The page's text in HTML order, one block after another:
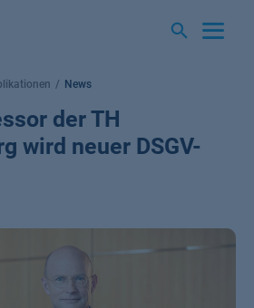
News
der TH
wird neuer DSGV-